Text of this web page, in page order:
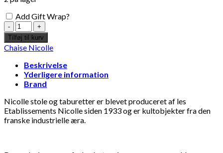
Add Gift Wrap?
Taburet
Metal
-
Glossy
White
H75cm
antal
Tilføj til kurv
Chaise Nicolle
Beskrivelse
Yderligere information
Brand
Nicolle stole og taburetter er blevet produceret af les
Etablissements Nicolle siden 1933 og er kultobjekter fra den
franske industrielle æra.